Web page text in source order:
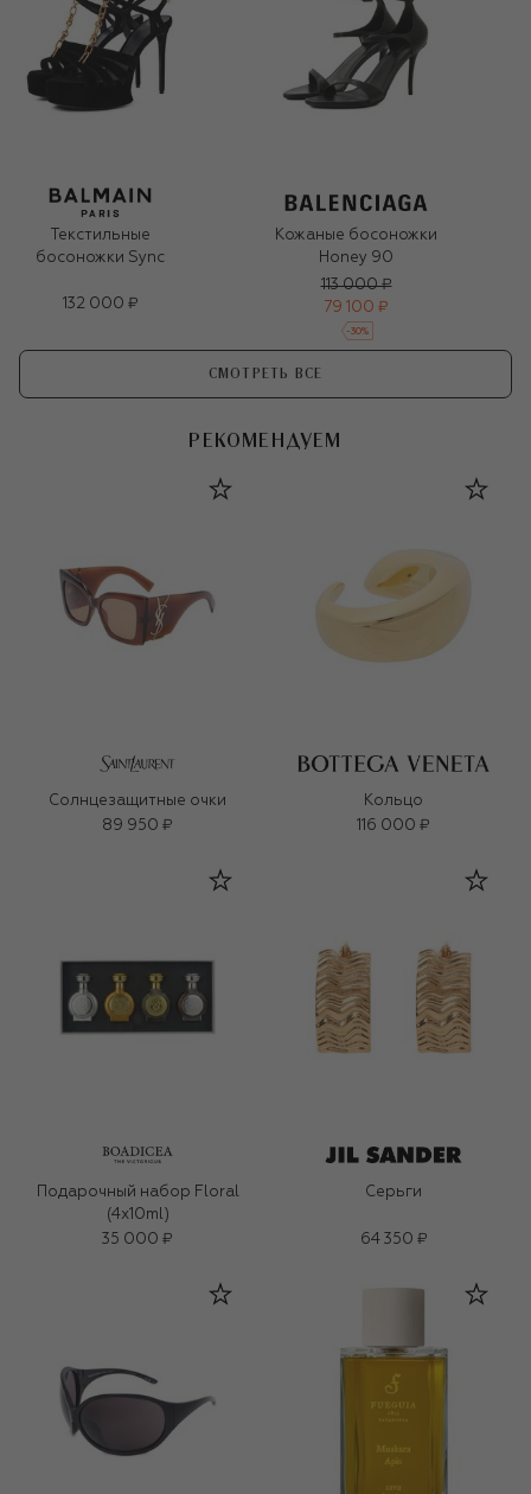
Текстильные
босоножки Sync
132 000 ₽
Кожаные босоножки
Honey 90
113 000 ₽
79 100 ₽
-30%
СМОТРЕТЬ ВСЕ
РЕКОМЕНДУЕМ
Солнцезащитные очки
89 950 ₽
Кольцо
116 000 ₽
Подарочный набор Floral
(4x10ml)
35 000 ₽
Серьги
64 350 ₽